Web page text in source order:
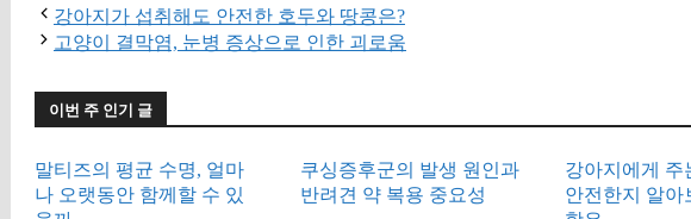
강아지가 섭취해도 안전한 호두와 땅콩은?
고양이 결막염, 눈병 증상으로 인한 괴로움
이번 주 인기 글
말티즈의 평균 수명, 얼마
나 오랫동안 함께할 수 있
쿠싱증후군의 발생 원인과
반려견 약 복용 중요성
강아지에게 주
안전한지 알아